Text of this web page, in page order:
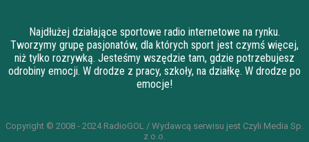
Najdłużej działające sportowe radio internetowe na rynku.
Tworzymy grupę pasjonatów, dla których sport jest czymś więcej,
niż tylko rozrywką. Jesteśmy wszędzie tam, gdzie potrzebujesz
odrobiny emocji. W drodze z pracy, szkoły, na działkę. W drodze po
emocje!
Copyright © 2008 - 2024 RadioGOL / Wydawcą serwisu jest Czyli Media Sp.
z o.o.